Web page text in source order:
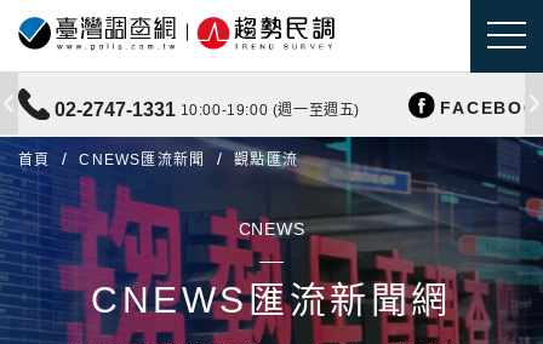
02-2747-1331 10:00-19:00 (週一至週五)
首頁 CNEWS匯流新聞 觀點匯流
CNEWS
CNEWS匯流新聞網